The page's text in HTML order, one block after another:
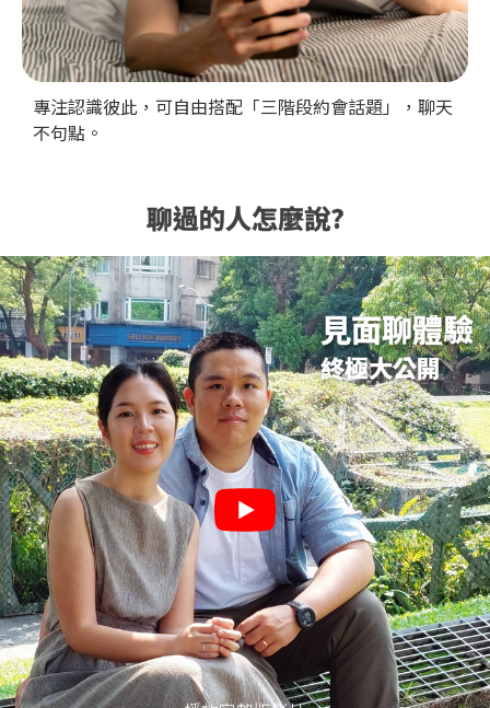
專注認識彼此，可自由搭配「三階段約會話題」，聊天
不句點。
聊過的人怎麼說?
見面聊體驗
終極大公開